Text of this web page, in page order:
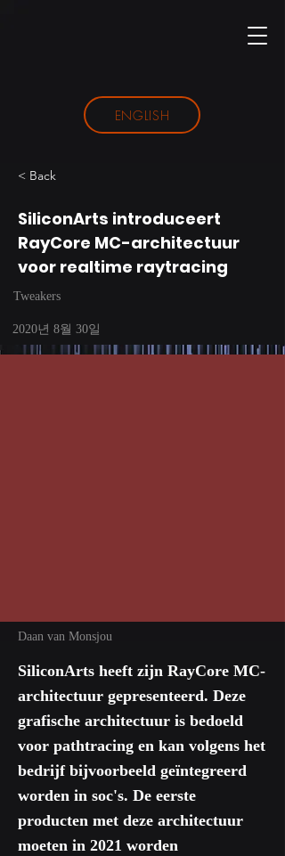
ENGLISH
< Back
SiliconArts introduceert
RayCore MC-architectuur
voor realtime raytracing
Tweakers
2020년 8월 30일
Daan van Monsjou
SiliconArts heeft zijn RayCore MC-
architectuur gepresenteerd. Deze
grafische architectuur is bedoeld
voor pathtracing en kan volgens het
bedrijf bijvoorbeeld geïntegreerd
worden in soc's. De eerste
producten met deze architectuur
moeten in 2021 worden